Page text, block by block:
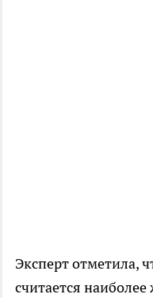
Эксперт отметила,
считается